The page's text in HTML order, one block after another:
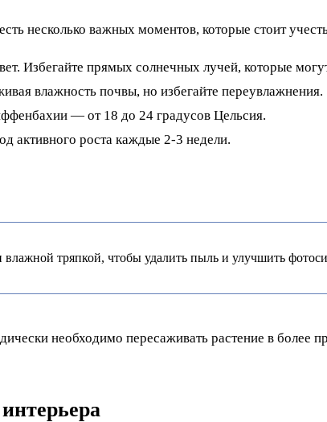
несколько важных моментов, которые стоит
Избегайте прямых солнечных лучей, которые
влажность почвы, но избегайте переувлажнения.
— от 18 до 24 градусов Цельсия.
активного роста каждые 2-3 недели.
тряпкой, чтобы удалить пыль и улучшить
необходимо пересаживать растение в более